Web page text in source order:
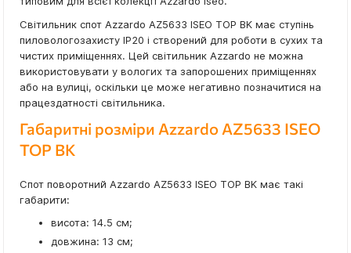
Світильник спот Azzardo AZ5633 ISEO TOP BK має ступінь
пиловологозахисту IP20 і створений для роботи в сухих та
чистих приміщеннях. Цей світильник Azzardo не можна
використовувати у вологих та запорошених приміщеннях
або на вулиці, оскільки це може негативно позначитися на
працездатності світильника.
Габаритні розміри Azzardo AZ5633 ISEO
TOP BK
Спот поворотний Azzardo AZ5633 ISEO TOP BK має такі
габарити:
висота: 14.5 см;
довжина: 13 см;